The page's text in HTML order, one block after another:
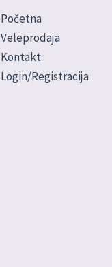
Početna
Veleprodaja
Kontakt
Login/Registracija